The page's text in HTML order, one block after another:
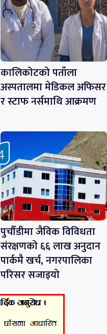
कालिकोटको पताँला
अस्पतालमा मेडिकल अफिसर
र स्टाफ नर्समाथि आक्रमण
पुर्चौडीमा जैविक विविधता
संरक्षणको ६६ लाख अनुदान
पार्कमै खर्च, नगरपालिका
परिसर सजाइयो